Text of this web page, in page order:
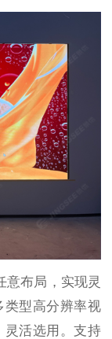
意布局，实现灵
类型高分辨率视
灵活选用。支持